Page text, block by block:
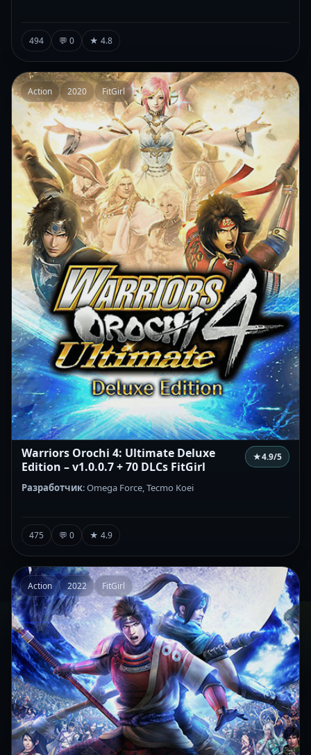
494 💬 0 ★ 4.8
Action 2020 FitGirl
Warriors Orochi 4: Ultimate Deluxe
Edition – v1.0.0.7 + 70 DLCs FitGirl
★4.9/5
Разработчик: Omega Force, Tecmo Koei
475 💬 0 ★ 4.9
Action 2022 FitGirl